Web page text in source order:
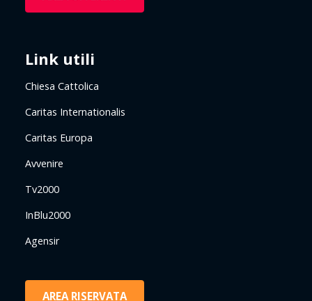
Link utili
Chiesa Cattolica
Caritas Internationalis
Caritas Europa
Avvenire
Tv2000
InBlu2000
Agensir
AREA RISERVATA